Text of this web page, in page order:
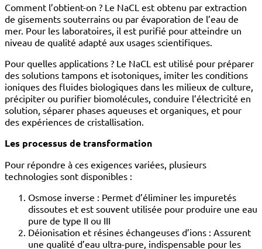
Comment l’obtient-on ? Le NaCL est obtenu par extraction
de gisements souterrains ou par évaporation de l’eau de
mer. Pour les laboratoires, il est purifié pour atteindre un
niveau de qualité adapté aux usages scientifiques.
Pour quelles applications ? Le NaCL est utilisé pour préparer
des solutions tampons et isotoniques, imiter les conditions
ioniques des fluides biologiques dans les milieux de culture,
précipiter ou purifier biomolécules, conduire l’électricité en
solution, séparer phases aqueuses et organiques, et pour
des expériences de cristallisation.
Les processus de transformation
Pour répondre à ces exigences variées, plusieurs
technologies sont disponibles :
Osmose inverse : Permet d’éliminer les impuretés
dissoutes et est souvent utilisée pour produire une eau
pure de type II ou III
Déionisation et résines échangeuses d’ions : Assurent
une qualité d’eau ultra-pure, indispensable pour les